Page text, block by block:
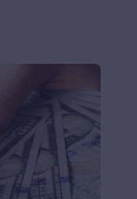
La clave para